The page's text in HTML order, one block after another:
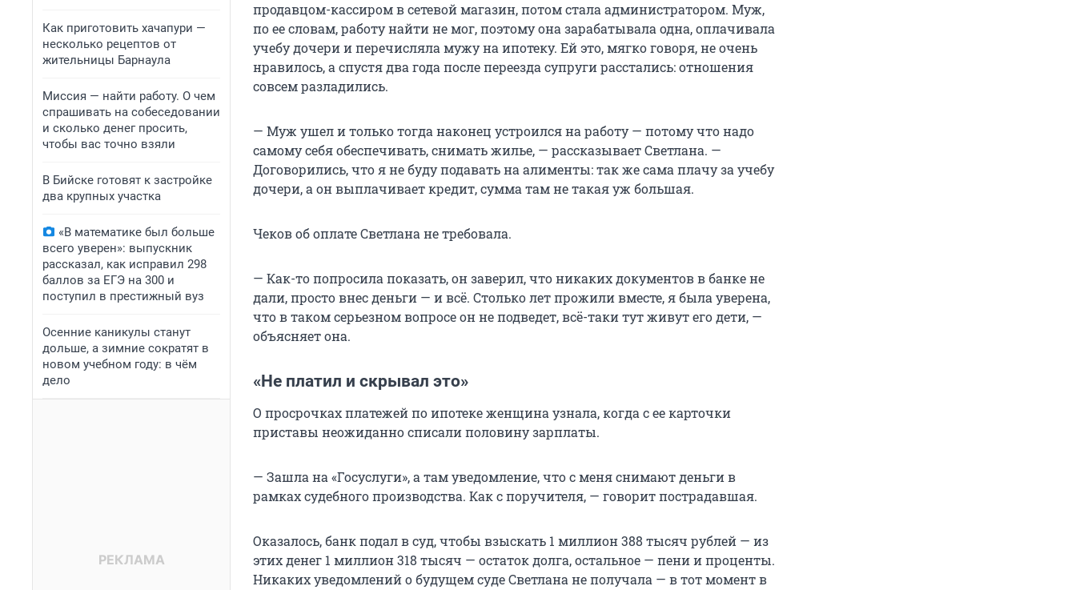
Как приготовить хачапури —
несколько рецептов от
жительницы Барнаула
Миссия — найти работу. О чем
спрашивать на собеседовании
и сколько денег просить,
чтобы вас точно взяли
В Бийске готовят к застройке
два крупных участка
«В математике был больше
всего уверен»: выпускник
рассказал, как исправил 298
баллов за ЕГЭ на 300 и
поступил в престижный вуз
Осенние каникулы станут
дольше, а зимние сократят в
новом учебном году: в чём
дело
продавцом-кассиром в сетевой магазин, потом стала администратором. Муж,
по ее словам, работу найти не мог, поэтому она зарабатывала одна, оплачивала
учебу дочери и перечисляла мужу на ипотеку. Ей это, мягко говоря, не очень
нравилось, а спустя два года после переезда супруги расстались: отношения
совсем разладились.
— Муж ушел и только тогда наконец устроился на работу — потому что надо
самому себя обеспечивать, снимать жилье, — рассказывает Светлана. —
Договорились, что я не буду подавать на алименты: так же сама плачу за учебу
дочери, а он выплачивает кредит, сумма там не такая уж большая.
Чеков об оплате Светлана не требовала.
— Как-то попросила показать, он заверил, что никаких документов в банке не
дали, просто внес деньги — и всё. Столько лет прожили вместе, я была уверена,
что в таком серьезном вопросе он не подведет, всё-таки тут живут его дети, —
объясняет она.
«Не платил и скрывал это»
О просрочках платежей по ипотеке женщина узнала, когда с ее карточки
приставы неожиданно списали половину зарплаты.
— Зашла на «Госуслуги», а там уведомление, что с меня снимают деньги в
рамках судебного производства. Как с поручителя, — говорит пострадавшая.
Оказалось, банк подал в суд, чтобы взыскать 1 миллион 388 тысяч рублей — из
этих денег 1 миллион 318 тысяч — остаток долга, остальное — пени и проценты.
Никаких уведомлений о будущем суде Светлана не получала — в тот момент в